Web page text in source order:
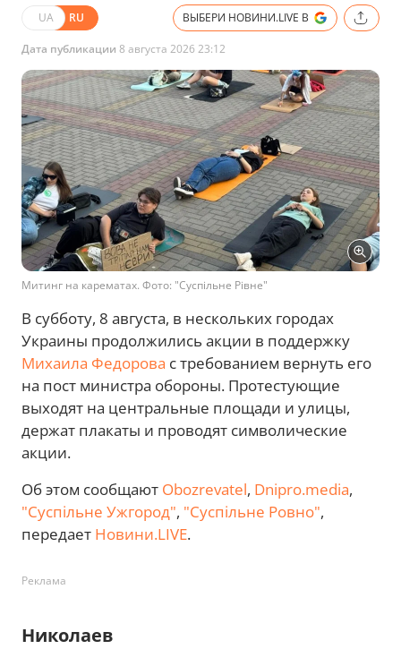
UA RU ВЫБЕРИ НОВИНИ.LIVE В
Дата публикации 8 августа 2026 23:12
Митинг на карематах. Фото: "Суспільне Рівне"
В субботу, 8 августа, в нескольких городах
Украины продолжились акции в поддержку
Михаила Федорова с требованием вернуть его
на пост министра обороны. Протестующие
выходят на центральные площади и улицы,
держат плакаты и проводят символические
акции.
Об этом сообщают Obozrevatel, Dnipro.media,
"Суспільне Ужгород", "Суспільне Ровно",
передает Новини.LIVE.
Реклама
Николаев